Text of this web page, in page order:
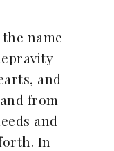
name
and
from
and
In